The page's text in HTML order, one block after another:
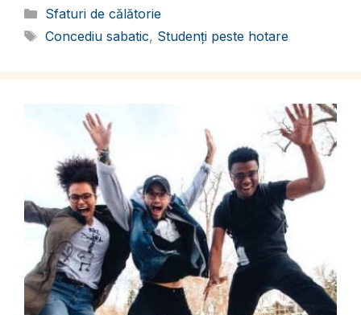
Categorii
Sfaturi de călătorie
Etichete
Concediu sabatic, Studenți peste hotare